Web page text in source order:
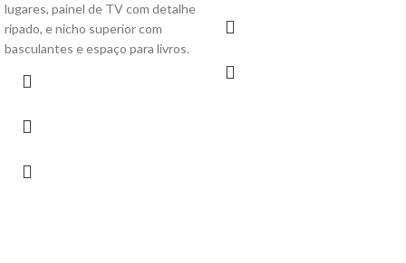
lugares, painel de TV com detalhe
ripado, e nicho superior com
basculantes e espaço para livros.